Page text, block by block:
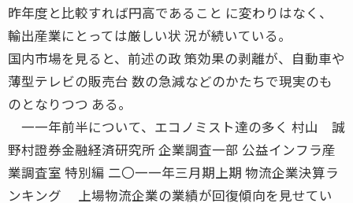
昨年度と比較すれば円高であること に変わりはなく、
輸出産業にとっては厳しい状 況が続いている。
国内市場を見ると、前述の政 策効果の剥離が、自動車や
薄型テレビの販売台 数の急減などのかたちで現実のも
のとなりつつ ある。
一一年前半について、エコノミスト達の多く 村山 誠
野村證券金融経済研究所 企業調査一部 公益インフラ産
業調査室 特別編 二〇一一年三月期上期 物流企業決算ラ
ンキング 上場物流企業の業績が回復傾向を見せてい